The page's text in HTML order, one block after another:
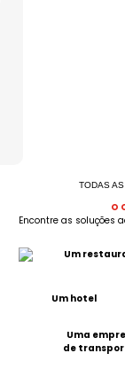
TODAS
O
Encontre as soluções
Um
Um hotel
Uma
de